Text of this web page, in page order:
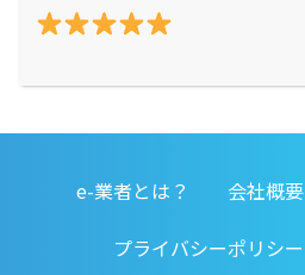
e-業者とは？ 会社概要
プライバシーポリシー